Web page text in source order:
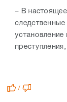
– В
установление
/